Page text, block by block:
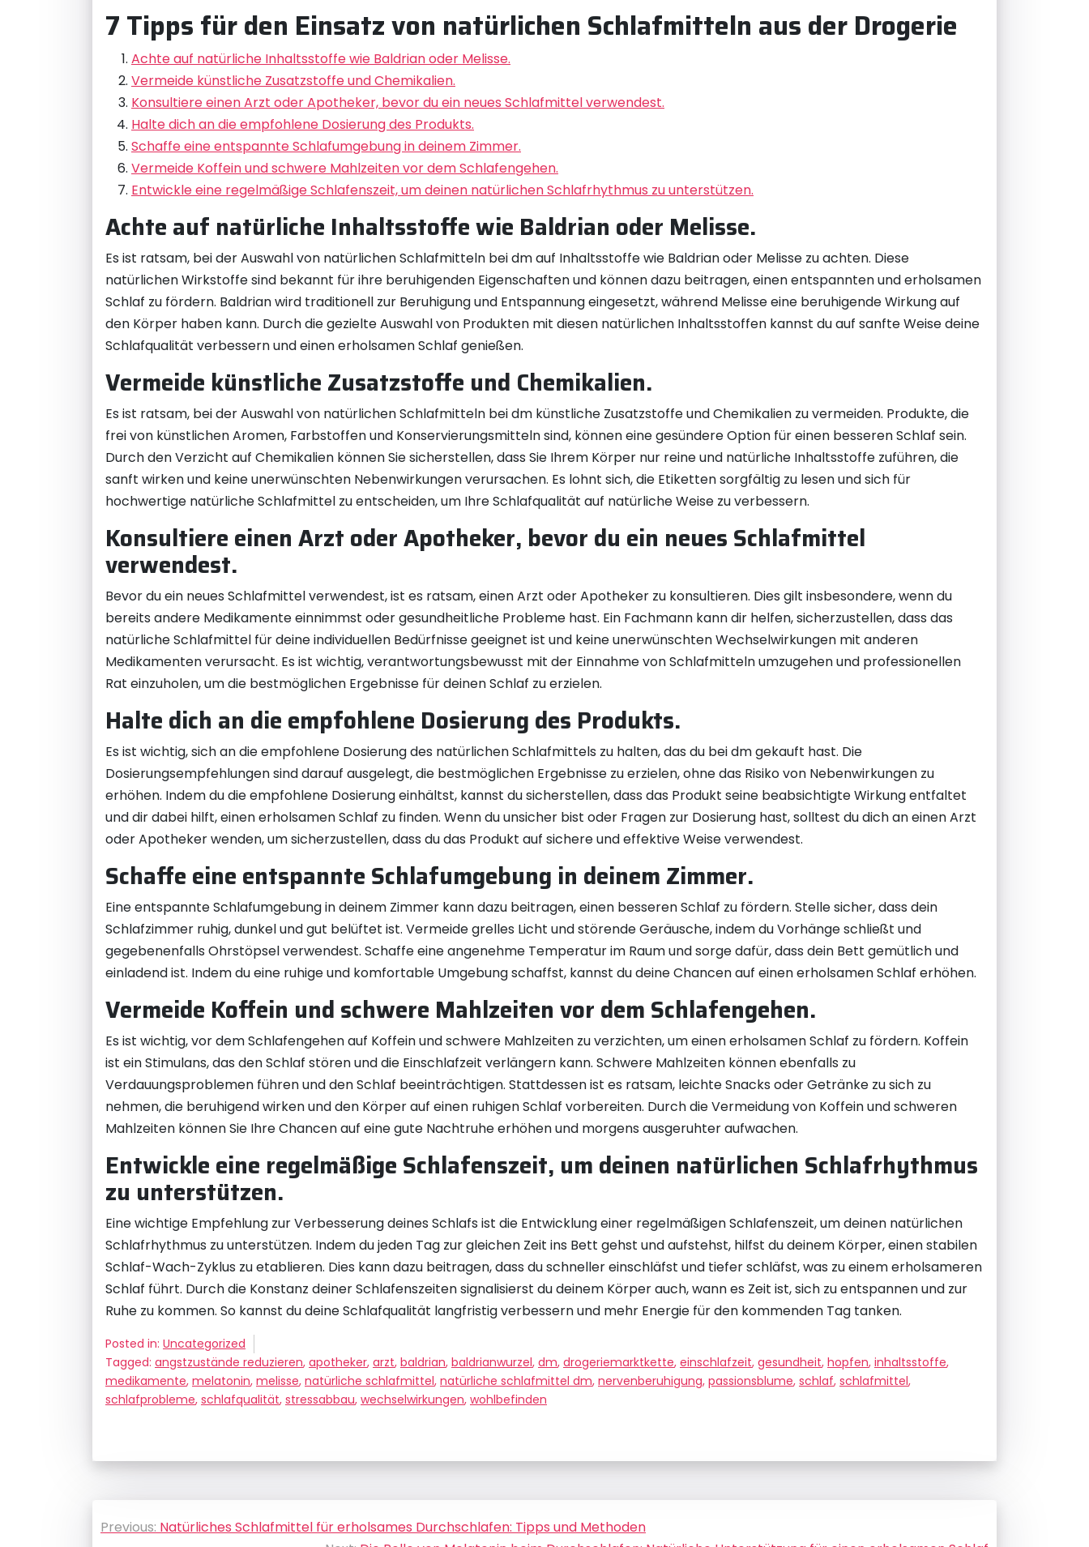
7 Tipps für den Einsatz von natürlichen Schlafmitteln aus der Drogerie
Achte auf natürliche Inhaltsstoffe wie Baldrian oder Melisse.
Vermeide künstliche Zusatzstoffe und Chemikalien.
Konsultiere einen Arzt oder Apotheker, bevor du ein neues Schlafmittel verwendest.
Halte dich an die empfohlene Dosierung des Produkts.
Schaffe eine entspannte Schlafumgebung in deinem Zimmer.
Vermeide Koffein und schwere Mahlzeiten vor dem Schlafengehen.
Entwickle eine regelmäßige Schlafenszeit, um deinen natürlichen Schlafrhythmus zu unterstützen.
Achte auf natürliche Inhaltsstoffe wie Baldrian oder Melisse.
Es ist ratsam, bei der Auswahl von natürlichen Schlafmitteln bei dm auf Inhaltsstoffe wie Baldrian oder Melisse zu achten. Diese
natürlichen Wirkstoffe sind bekannt für ihre beruhigenden Eigenschaften und können dazu beitragen, einen entspannten und erholsamen
Schlaf zu fördern. Baldrian wird traditionell zur Beruhigung und Entspannung eingesetzt, während Melisse eine beruhigende Wirkung auf
den Körper haben kann. Durch die gezielte Auswahl von Produkten mit diesen natürlichen Inhaltsstoffen kannst du auf sanfte Weise deine
Schlafqualität verbessern und einen erholsamen Schlaf genießen.
Vermeide künstliche Zusatzstoffe und Chemikalien.
Es ist ratsam, bei der Auswahl von natürlichen Schlafmitteln bei dm künstliche Zusatzstoffe und Chemikalien zu vermeiden. Produkte, die
frei von künstlichen Aromen, Farbstoffen und Konservierungsmitteln sind, können eine gesündere Option für einen besseren Schlaf sein.
Durch den Verzicht auf Chemikalien können Sie sicherstellen, dass Sie Ihrem Körper nur reine und natürliche Inhaltsstoffe zuführen, die
sanft wirken und keine unerwünschten Nebenwirkungen verursachen. Es lohnt sich, die Etiketten sorgfältig zu lesen und sich für
hochwertige natürliche Schlafmittel zu entscheiden, um Ihre Schlafqualität auf natürliche Weise zu verbessern.
Konsultiere einen Arzt oder Apotheker, bevor du ein neues Schlafmittel
verwendest.
Bevor du ein neues Schlafmittel verwendest, ist es ratsam, einen Arzt oder Apotheker zu konsultieren. Dies gilt insbesondere, wenn du
bereits andere Medikamente einnimmst oder gesundheitliche Probleme hast. Ein Fachmann kann dir helfen, sicherzustellen, dass das
natürliche Schlafmittel für deine individuellen Bedürfnisse geeignet ist und keine unerwünschten Wechselwirkungen mit anderen
Medikamenten verursacht. Es ist wichtig, verantwortungsbewusst mit der Einnahme von Schlafmitteln umzugehen und professionellen
Rat einzuholen, um die bestmöglichen Ergebnisse für deinen Schlaf zu erzielen.
Halte dich an die empfohlene Dosierung des Produkts.
Es ist wichtig, sich an die empfohlene Dosierung des natürlichen Schlafmittels zu halten, das du bei dm gekauft hast. Die
Dosierungsempfehlungen sind darauf ausgelegt, die bestmöglichen Ergebnisse zu erzielen, ohne das Risiko von Nebenwirkungen zu
erhöhen. Indem du die empfohlene Dosierung einhältst, kannst du sicherstellen, dass das Produkt seine beabsichtigte Wirkung entfaltet
und dir dabei hilft, einen erholsamen Schlaf zu finden. Wenn du unsicher bist oder Fragen zur Dosierung hast, solltest du dich an einen Arzt
oder Apotheker wenden, um sicherzustellen, dass du das Produkt auf sichere und effektive Weise verwendest.
Schaffe eine entspannte Schlafumgebung in deinem Zimmer.
Eine entspannte Schlafumgebung in deinem Zimmer kann dazu beitragen, einen besseren Schlaf zu fördern. Stelle sicher, dass dein
Schlafzimmer ruhig, dunkel und gut belüftet ist. Vermeide grelles Licht und störende Geräusche, indem du Vorhänge schließt und
gegebenenfalls Ohrstöpsel verwendest. Schaffe eine angenehme Temperatur im Raum und sorge dafür, dass dein Bett gemütlich und
einladend ist. Indem du eine ruhige und komfortable Umgebung schaffst, kannst du deine Chancen auf einen erholsamen Schlaf erhöhen.
Vermeide Koffein und schwere Mahlzeiten vor dem Schlafengehen.
Es ist wichtig, vor dem Schlafengehen auf Koffein und schwere Mahlzeiten zu verzichten, um einen erholsamen Schlaf zu fördern. Koffein
ist ein Stimulans, das den Schlaf stören und die Einschlafzeit verlängern kann. Schwere Mahlzeiten können ebenfalls zu
Verdauungsproblemen führen und den Schlaf beeinträchtigen. Stattdessen ist es ratsam, leichte Snacks oder Getränke zu sich zu
nehmen, die beruhigend wirken und den Körper auf einen ruhigen Schlaf vorbereiten. Durch die Vermeidung von Koffein und schweren
Mahlzeiten können Sie Ihre Chancen auf eine gute Nachtruhe erhöhen und morgens ausgeruhter aufwachen.
Entwickle eine regelmäßige Schlafenszeit, um deinen natürlichen Schlafrhythmus
zu unterstützen.
Eine wichtige Empfehlung zur Verbesserung deines Schlafs ist die Entwicklung einer regelmäßigen Schlafenszeit, um deinen natürlichen
Schlafrhythmus zu unterstützen. Indem du jeden Tag zur gleichen Zeit ins Bett gehst und aufstehst, hilfst du deinem Körper, einen stabilen
Schlaf-Wach-Zyklus zu etablieren. Dies kann dazu beitragen, dass du schneller einschläfst und tiefer schläfst, was zu einem erholsameren
Schlaf führt. Durch die Konstanz deiner Schlafenszeiten signalisierst du deinem Körper auch, wann es Zeit ist, sich zu entspannen und zur
Ruhe zu kommen. So kannst du deine Schlafqualität langfristig verbessern und mehr Energie für den kommenden Tag tanken.
Posted in: Uncategorized
Tagged: angstzustände reduzieren, apotheker, arzt, baldrian, baldrianwurzel, dm, drogeriemarktkette, einschlafzeit, gesundheit, hopfen, inhaltsstoffe,
medikamente, melatonin, melisse, natürliche schlafmittel, natürliche schlafmittel dm, nervenberuhigung, passionsblume, schlaf, schlafmittel,
schlafprobleme, schlafqualität, stressabbau, wechselwirkungen, wohlbefinden
Beitragsnavigation
Previous: Natürliches Schlafmittel für erholsames Durchschlafen: Tipps und Methoden